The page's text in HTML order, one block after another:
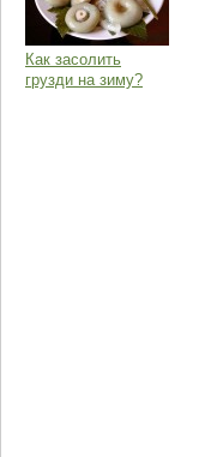
Как засолить
грузди на зиму?